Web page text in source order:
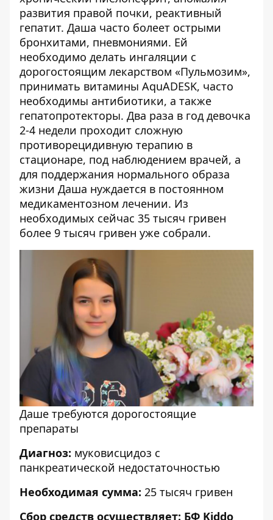
развития правой почки, реактивный
гепатит. Даша часто болеет острыми
бронхитами, пневмониями. Ей
необходимо делать ингаляции с
дорогостоящим лекарством «Пульмозим»,
принимать витамины AquADESK, часто
необходимы антибиотики, а также
гепатопротекторы. Два раза в год девочка
2-4 недели проходит сложную
противорецидивную терапию в
стационаре, под наблюдением врачей, а
для поддержания нормального образа
жизни Даша нуждается в постоянном
медикаментозном лечении. Из
необходимых сейчас 35 тысяч гривен
более 9 тысяч гривен уже собрали.
Даше требуются дорогостоящие
препараты
Диагноз: муковисцидоз с
панкреатической недостаточностью
Необходимая сумма: 25 тысяч гривен
Сбор средств осуществляет: БФ Kiddo